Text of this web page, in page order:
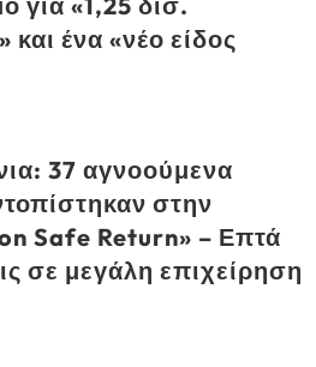
και ένα «νέο είδος
37 αγνοούμενα
στην
Safe Return» – Επτά
σε μεγάλη επιχείρηση